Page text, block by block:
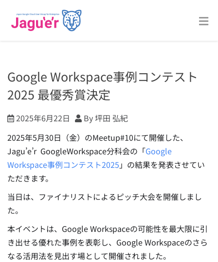
Google Workspace事例コンテスト
2025 最優秀賞決定
2025年6月22日
By 坪田 弘紀
2025年5月30日（金）のMeetup#10にて開催した、
Jagu’e’r GoogleWorkspace分科会の「Google
Workspace事例コンテスト2025 」の結果を発表させてい
ただきます。
当日は、ファイナリストによるピッチ大会を開催しまし
た。
本イベントは、Google Workspaceの可能性を最大限に引
き出せる優れた事例を表彰し、Google Workspaceのさら
なる活用法を見出す場として開催されました。